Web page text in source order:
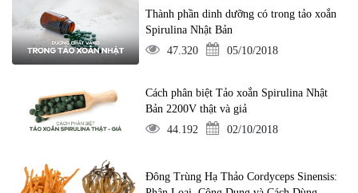
Thành phần dinh dưỡng có trong tảo xoắn
Spirulina Nhật Bản
47.320
05/10/2018
Cách phân biệt Tảo xoắn Spirulina Nhật
Bản 2200V thật và giả
44.192
02/10/2018
Đông Trùng Hạ Thảo Cordyceps Sinensis: